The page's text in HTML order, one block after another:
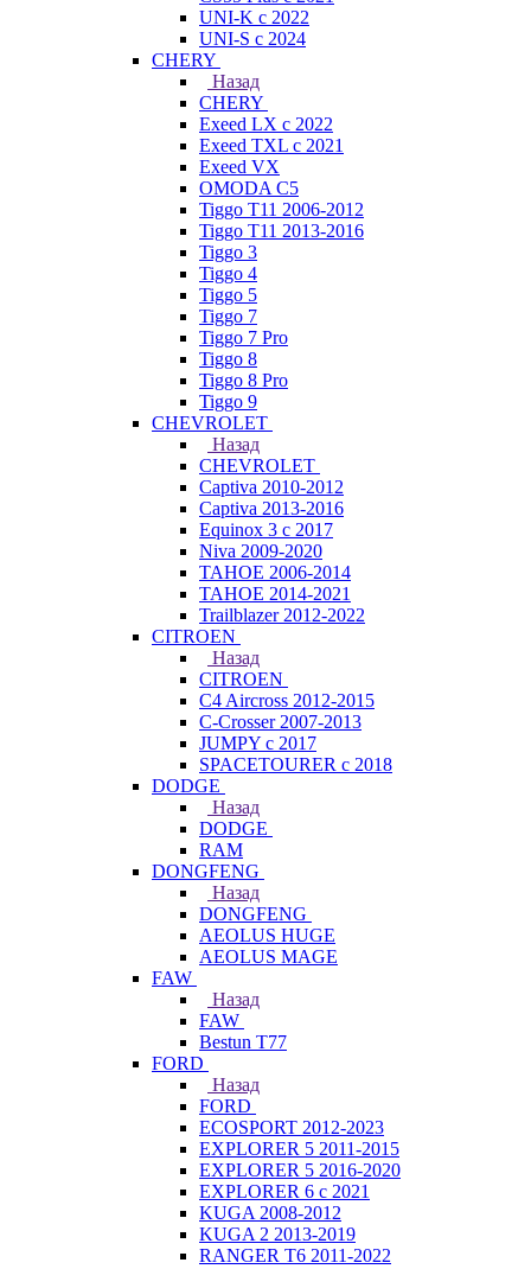
UNI-K с 2022
UNI-S с 2024
CHERY
Назад
CHERY
Exeed LX с 2022
Exeed TXL с 2021
Exeed VX
OMODA C5
Tiggo T11 2006-2012
Tiggo T11 2013-2016
Tiggo 3
Tiggo 4
Tiggo 5
Tiggo 7
Tiggo 7 Pro
Tiggo 8
Tiggo 8 Pro
Tiggo 9
CHEVROLET
Назад
CHEVROLET
Captiva 2010-2012
Captiva 2013-2016
Equinox 3 с 2017
Niva 2009-2020
TAHOE 2006-2014
TAHOE 2014-2021
Trailblazer 2012-2022
CITROEN
Назад
CITROEN
C4 Aircross 2012-2015
C-Crosser 2007-2013
JUMPY с 2017
SPACETOURER с 2018
DODGE
Назад
DODGE
RAM
DONGFENG
Назад
DONGFENG
AEOLUS HUGE
AEOLUS MAGE
FAW
Назад
FAW
Bestun T77
FORD
Назад
FORD
ECOSPORT 2012-2023
EXPLORER 5 2011-2015
EXPLORER 5 2016-2020
EXPLORER 6 с 2021
KUGA 2008-2012
KUGA 2 2013-2019
RANGER T6 2011-2022